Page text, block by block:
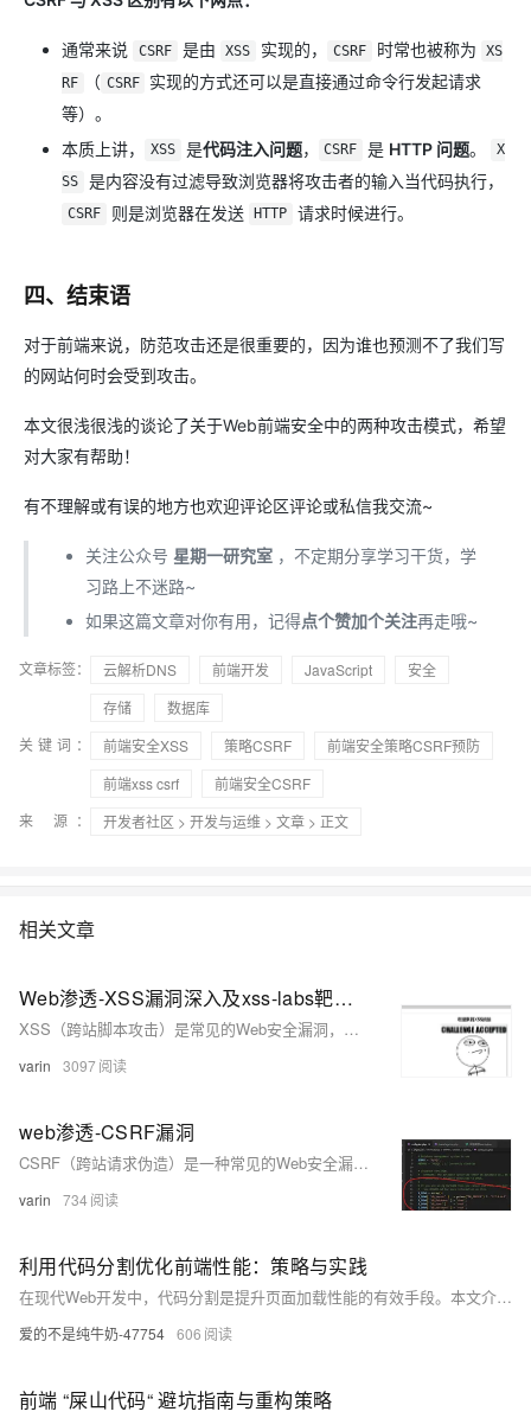
通常来说 CSRF 是由 XSS 实现的， CSRF 时常也被称为
XS
RF
（ CSRF
实现的方式还可以是直接通过命令行发起请求
等）。
本质上讲，
XSS 是代码注入问题， CSRF 是 HTTP 问题。
X
SS
是内容没有过滤导致浏览器将攻击者的输入当代码执行，
CSRF 则是浏览器在发送 HTTP 请求时候进行。
四、结束语
对于前端来说，防范攻击还是很重要的，因为谁也预测不了我们写
的网站何时会受到攻击。
本文很浅很浅的谈论了关于Web前端安全中的两种攻击模式，希望
对大家有帮助！
有不理解或有误的地方也欢迎评论区评论或私信我交流~
关注公众号 星期一研究室 ，不定期分享学习干货，学
习路上不迷路~
如果这篇文章对你有用，记得点个赞加个关注再走哦~
文章标签： 云解析DNS 前端开发 JavaScript
安全
存储
数据库
关键词：
前端安全XSS 策略CSRF
前端安全策略CSRF预防
前端xss csrf
前端安全CSRF
来 源：
开发者社区 > 开发与运维 > 文章 > 正文
相关文章
Web渗透-XSS漏洞深入及xss-labs靶场实战
XSS（跨站脚本攻击）是常见的Web安全漏洞，通过在网页中注入恶意脚本，窃取用户信息或执行非法操作。本文介绍其原理、分类（反射型、存储型、DOM型）、测试方法及xss-labs靶场实战案例，帮助理解与防御XSS攻击。
varin 3097
web渗透-CSRF漏洞
CSRF（跨站请求伪造）是一种常见的Web安全漏洞，攻击者通过伪造用户请求，诱使其在已登录状态下执行非意愿操作。本文介绍CSRF原理、分类（站外与站内）、DVWA靶场搭建及防御措施，如同源策略与Token验证，提升安全防护意识。
varin 734
利用代码分割优化前端性能：策略与实践
在现代Web开发中，代码分割是提升页面加载性能的有效手段。本文介绍代码分割的概念、重要性及其实现策略，包括动态导入、路由分割等方法，并探讨在React、Vue、Angular等前端框架中的具体应用。
爱的不是纯牛奶-47754 606
前端 “屎山代码“ 避坑指南与重构策略